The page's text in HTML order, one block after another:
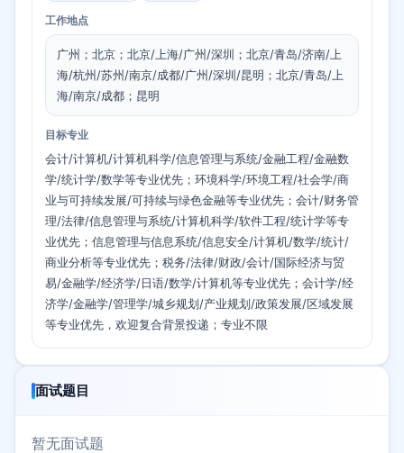
工作地点
广州；北京；北京/上海/广州/深圳；北京/青岛/济南/上
海/杭州/苏州/南京/成都/广州/深圳/昆明；北京/青岛/上
海/南京/成都；昆明
目标专业
会计/计算机/计算机科学/信息管理与系统/金融工程/金融数
学/统计学/数学等专业优先；环境科学/环境工程/社会学/商
业与可持续发展/可持续与绿色金融等专业优先；会计/财务管
理/法律/信息管理与系统/计算机科学/软件工程/统计学等专
业优先；信息管理与信息系统/信息安全/计算机/数学/统计/
商业分析等专业优先；税务/法律/财政/会计/国际经济与贸
易/金融学/经济学/日语/数学/计算机等专业优先；会计学/经
济学/金融学/管理学/城乡规划/产业规划/政策发展/区域发展
等专业优先，欢迎复合背景投递；专业不限
面试题目
暂无面试题